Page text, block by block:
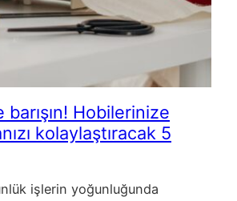
Hobilerinize
kolaylaştıracak 5
işlerin yoğunluğunda